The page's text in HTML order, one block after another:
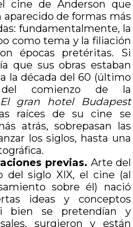
cine de Anderson que
aparecido de formas más
fundamentalmente, la
como tema y la filiación
épocas pretéritas. Si
que sus obras estaban
la década del 60 (último
comienzo de la
El gran hotel Budapest
raíces de su cine se
atrás, sobrepasan las
los siglos, hasta una
previas. Arte del
del siglo XIX, el cine (al
sobre él) nació
ideas y conceptos
bien se pretendían y
surgieron y están